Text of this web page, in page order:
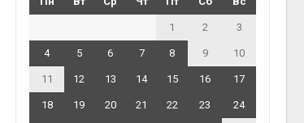
1 2 3
4 5 6 7 8 9 10
11 12 13 14 15 16 17
18 19 20 21 22 23 24